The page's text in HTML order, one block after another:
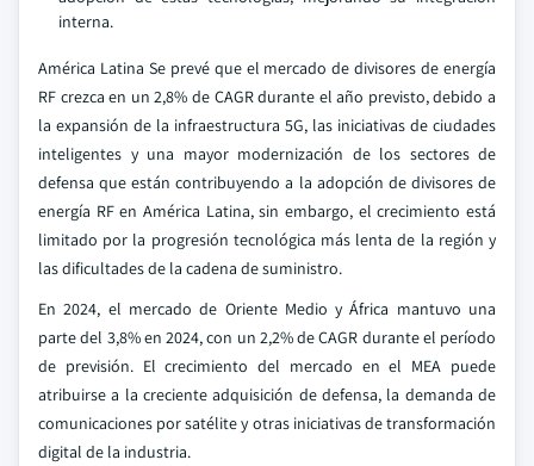
interna.
América Latina Se prevé que el mercado de divisores de energía
RF crezca en un 2,8% de CAGR durante el año previsto, debido a
la expansión de la infraestructura 5G, las iniciativas de ciudades
inteligentes y una mayor modernización de los sectores de
defensa que están contribuyendo a la adopción de divisores de
energía RF en América Latina, sin embargo, el crecimiento está
limitado por la progresión tecnológica más lenta de la región y
las dificultades de la cadena de suministro.
En 2024, el mercado de Oriente Medio y África mantuvo una
parte del 3,8% en 2024, con un 2,2% de CAGR durante el período
de previsión. El crecimiento del mercado en el MEA puede
atribuirse a la creciente adquisición de defensa, la demanda de
comunicaciones por satélite y otras iniciativas de transformación
digital de la industria.